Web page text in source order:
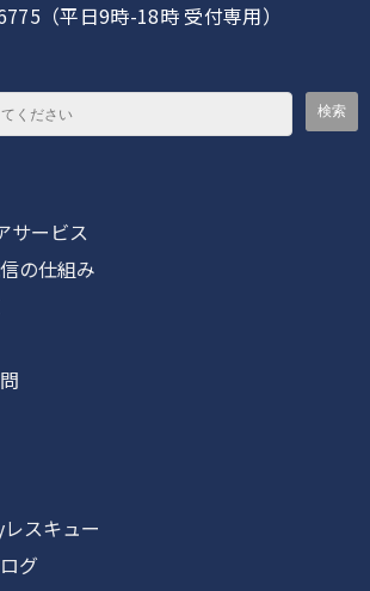
（平日9時-18時 受付専用）
サービス
の仕組み
スキュー
グ